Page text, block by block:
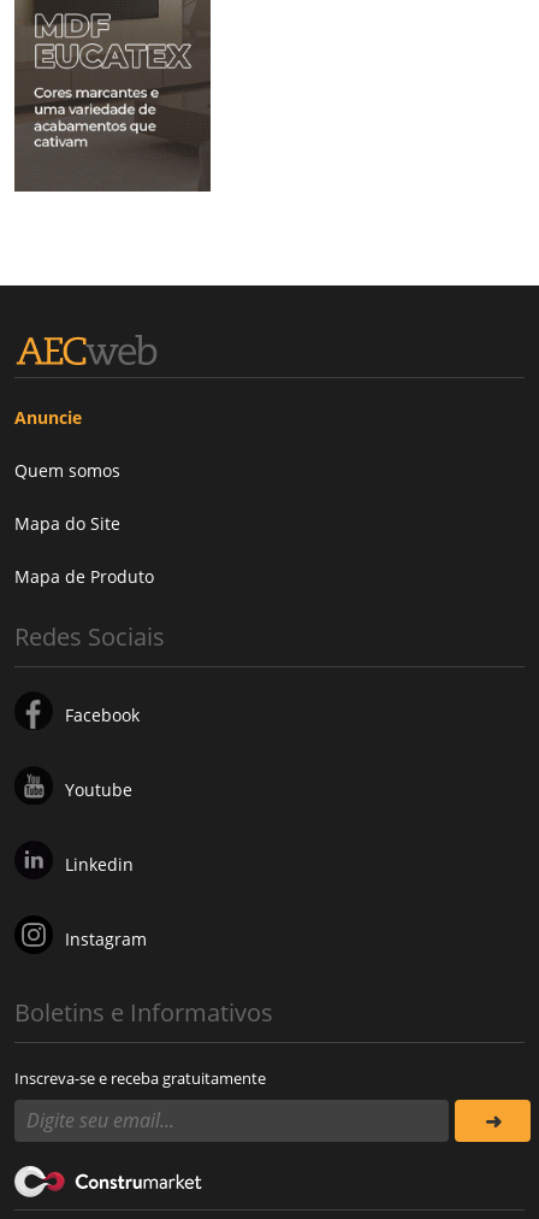
Anuncie
Quem somos
Mapa do Site
Mapa de Produto
Redes Sociais
Facebook
Youtube
Linkedin
Instagram
Boletins e Informativos
Inscreva-se e receba gratuitamente